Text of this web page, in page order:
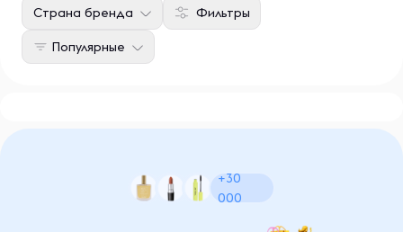
Фильтры
Страна бренда
Популярные
+30
000